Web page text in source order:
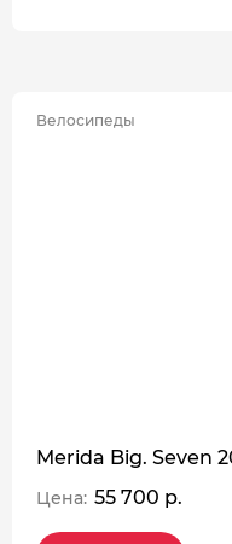
Велосипеды
Merida Big. Seven
Цена: 55 700 р.